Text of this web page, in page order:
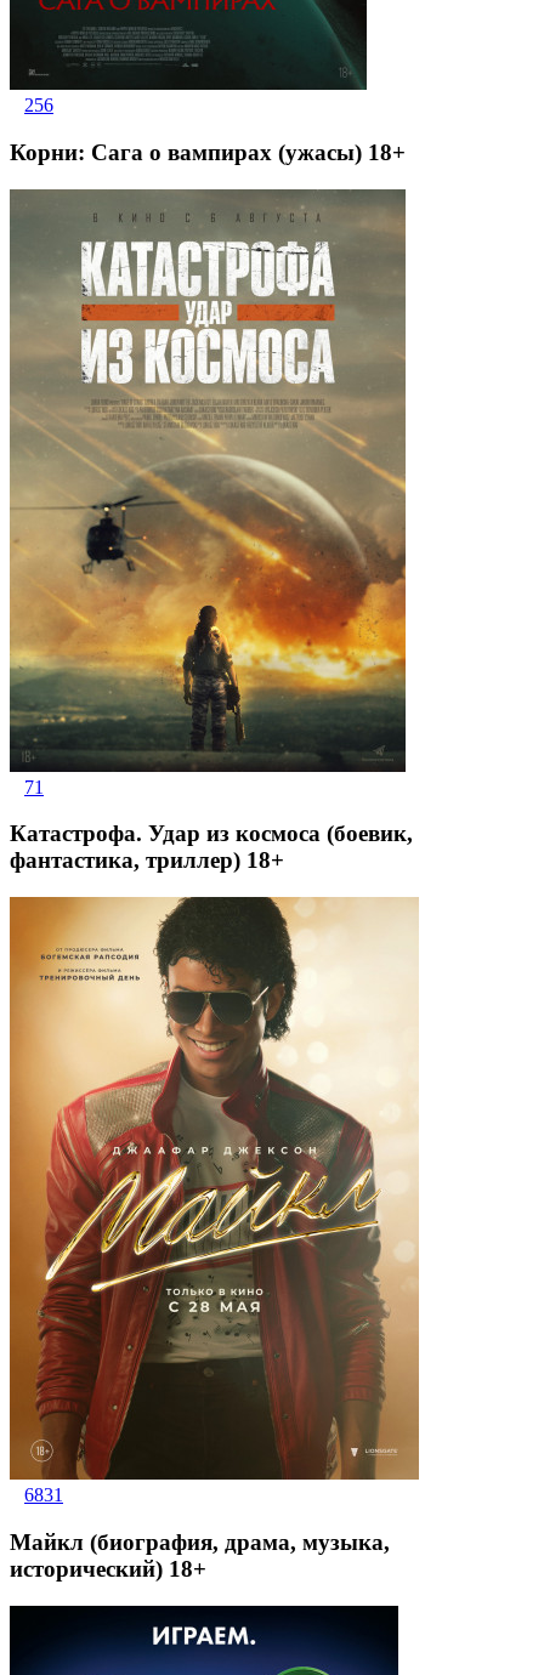
256
Корни: Сага о вампирах (ужасы) 18+
71
Катастрофа. Удар из космоса (боевик,
фантастика, триллер) 18+
6831
Майкл (биография, драма, музыка,
исторический) 18+